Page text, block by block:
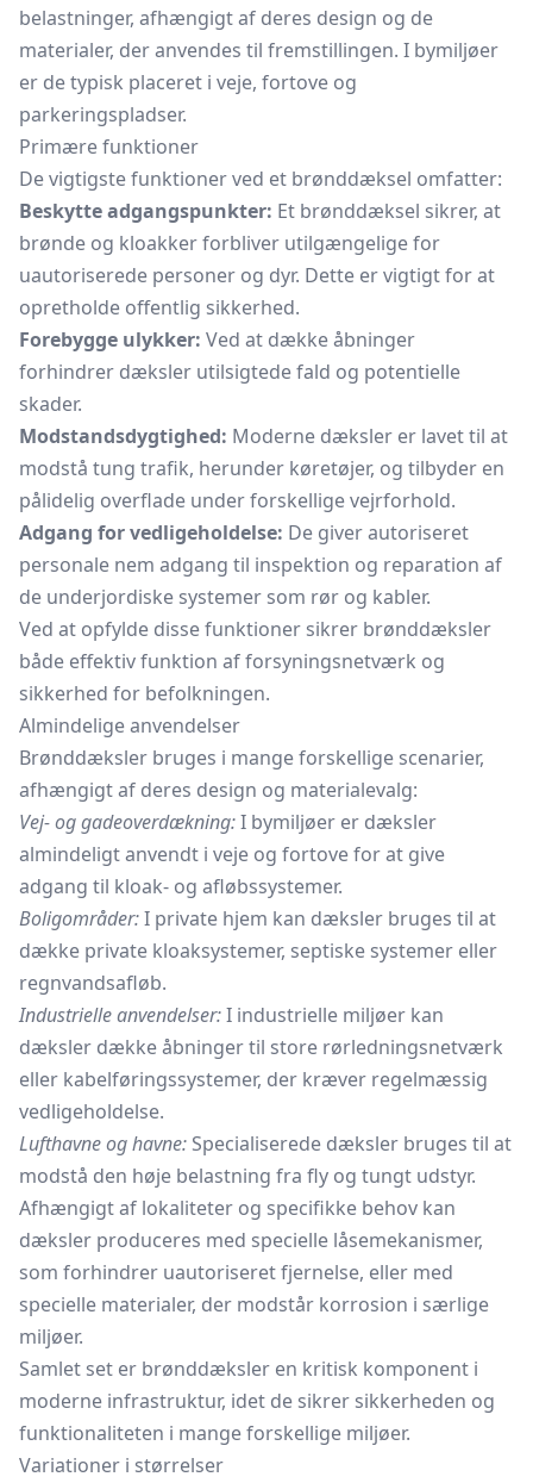
belastninger, afhængigt af deres design og de
materialer, der anvendes til fremstillingen. I bymiljøer
er de typisk placeret i veje, fortove og
parkeringspladser.
Primære funktioner
De vigtigste funktioner ved et brønddæksel omfatter:
Beskytte adgangspunkter: Et brønddæksel sikrer, at
brønde og kloakkerforbliver utilgængelige for
uautoriserede personer og dyr. Dette er vigtigt for at
opretholde offentlig sikkerhed.
Forebygge ulykker: Ved at dække åbninger
forhindrer dæksler utilsigtede fald og potentielle
skader.
Modstandsdygtighed: Moderne dæksler er lavet til at
modstå tung trafik, herunder køretøjer, og tilbyder en
pålidelig overflade under forskellige vejrforhold.
Adgang for vedligeholdelse: De giver autoriseret
personale nem adgang til inspektion og reparation af
de underjordiske systemer som rør og kabler.
Ved at opfylde disse funktioner sikrer brønddæksler
både effektiv funktion af forsyningsnetværk og
sikkerhed for befolkningen.
Almindelige anvendelser
Brønddæksler bruges i mange forskellige scenarier,
afhængigt af deres design og materialevalg:
Vej- og gadeoverdækning:I bymiljøer er dæksler
almindeligt anvendt i veje og fortove for at give
adgang til kloak- og afløbssystemer.
Boligområder:I private hjem kan dæksler bruges til at
dække private kloaksystemer, septiske systemer eller
regnvandsafløb.
Industrielle anvendelser:I industrielle miljøer kan
dæksler dække åbninger til store rørledningsnetværk
eller kabelføringssystemer, der kræver regelmæssig
vedligeholdelse.
Lufthavne og havne: Specialiserede dæksler bruges til at
modstå den høje belastning fra fly og tungt udstyr.
Afhængigt af lokaliteter og specifikke behov kan
dæksler produceres med specielle låsemekanismer,
som forhindrer uautoriseret fjernelse, eller med
specielle materialer, der modstår korrosion i særlige
miljøer.
Samlet set er brønddæksler en kritisk komponent i
moderne infrastruktur, idet de sikrer sikkerheden og
funktionaliteten i mange forskellige miljøer.
Variationer i størrelser